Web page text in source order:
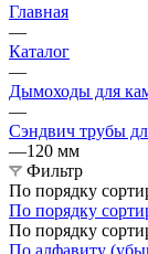
Главная
—
Каталог
—
Дымоходы для
—
Сэндвич трубы
—120 мм
Фильтр
По порядку
По порядку
По порядку
По алфавиту